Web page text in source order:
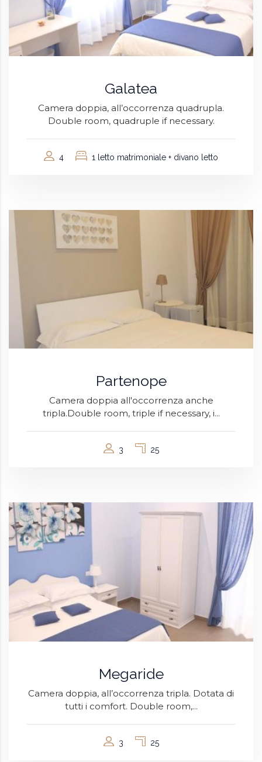
Galatea
Camera doppia, all’occorrenza quadrupla.
Double room, quadruple if necessary.
4 1 letto matrimoniale + divano letto
Partenope
Camera doppia all'occorrenza anche
tripla.Double room, triple if necessary, i...
3 25
Megaride
Camera doppia, all’occorrenza tripla. Dotata di
tutti i comfort. Double room,...
3 25